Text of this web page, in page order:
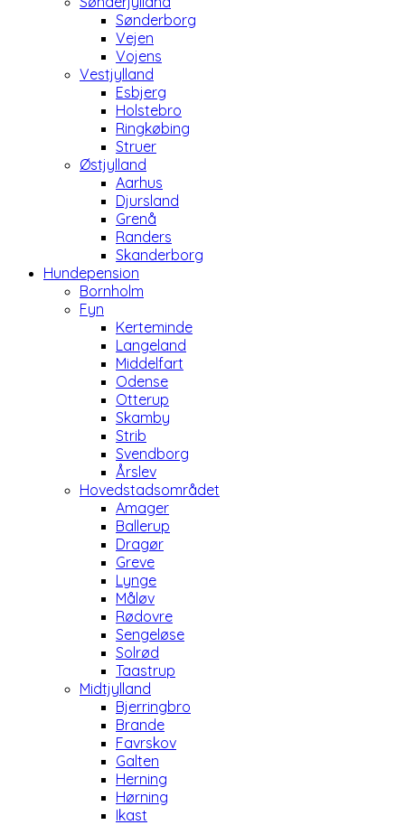
Sønderborg
Vejen
Vojens
Vestjylland
Esbjerg
Holstebro
Ringkøbing
Struer
Østjylland
Aarhus
Djursland
Grenå
Randers
Skanderborg
Hundepension
Bornholm
Fyn
Kerteminde
Langeland
Middelfart
Odense
Otterup
Skamby
Strib
Svendborg
Årslev
Hovedstadsområdet
Amager
Ballerup
Dragør
Greve
Lynge
Måløv
Rødovre
Sengeløse
Solrød
Taastrup
Midtjylland
Bjerringbro
Brande
Favrskov
Galten
Herning
Hørning
Ikast